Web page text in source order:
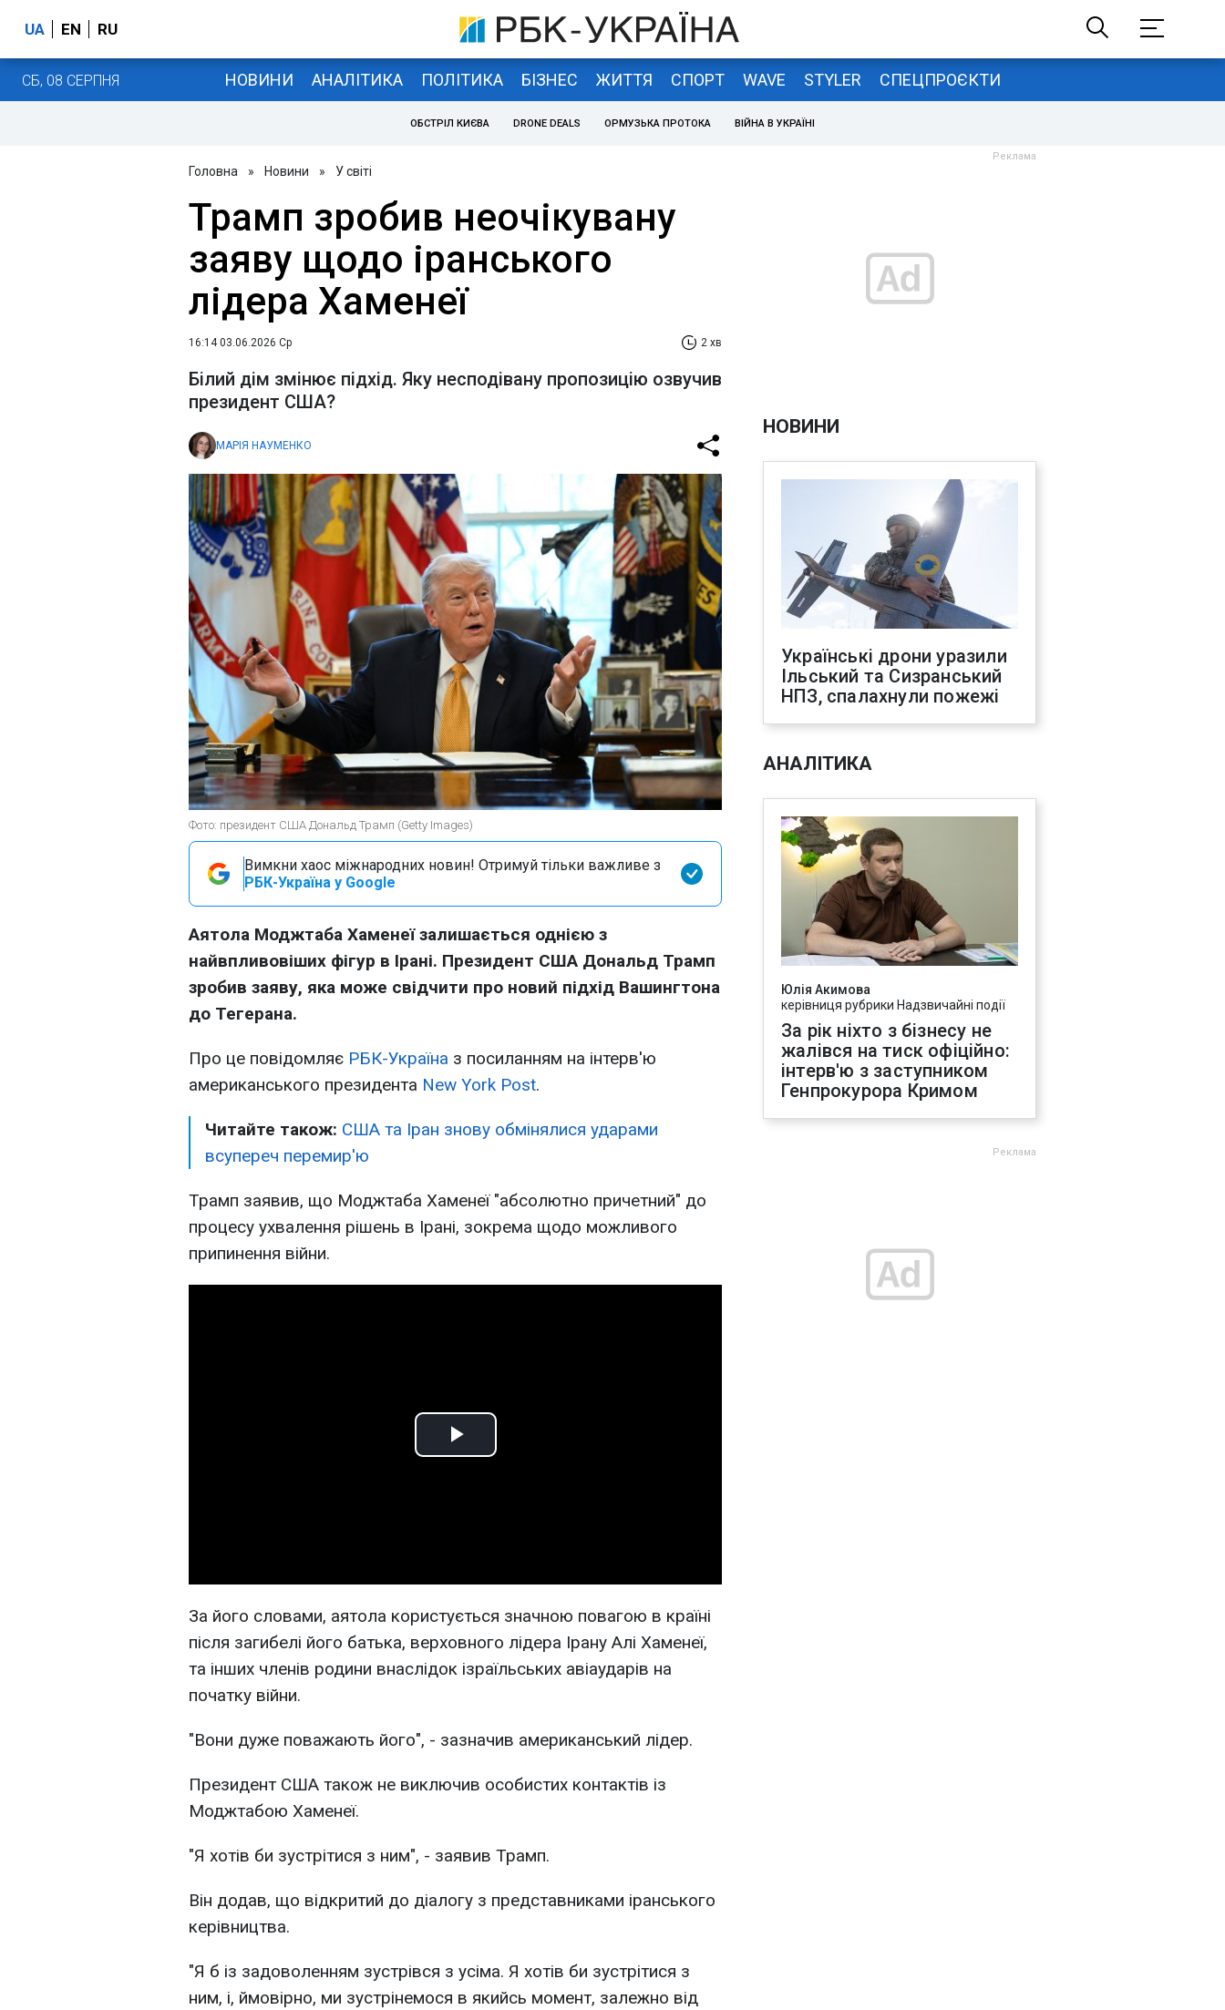
UA EN RU
СБ, 08 СЕРПНЯ НОВИНИ АНАЛІТИКА ПОЛІТИКА БІЗНЕС ЖИТТЯ СПОРТ WAVE STYLER СПЕЦПРОЄКТИ
ОБСТРІЛ КИЄВА DRONE DEALS ОРМУЗЬКА ПРОТОКА ВІЙНА В УКРАЇНІ
Головна » Новини » У світі
Трамп зробив неочікувану
заяву щодо іранського
лідера Хаменеї
16:14 03.06.2026 Ср 2 хв
Білий дім змінює підхід. Яку несподівану пропозицію озвучив
президент США?
МАРІЯ НАУМЕНКО
Фото: президент США Дональд Трамп (Getty Images)
Вимкни хаос міжнародних новин! Отримуй тільки важливе з
РБК-Україна у Google
Аятола Моджтаба Хаменеї залишається однією з
найвпливовіших фігур в Ірані. Президент США Дональд Трамп
зробив заяву, яка може свідчити про новий підхід Вашингтона
до Тегерана.
Про це повідомляє РБК-Україна з посиланням на інтерв'ю
американського президента New York Post.
Читайте також: США та Іран знову обмінялися ударами
всупереч перемир'ю
Трамп заявив, що Моджтаба Хаменеї "абсолютно причетний" до
процесу ухвалення рішень в Ірані, зокрема щодо можливого
припинення війни.
Play
За його словами, аятола користується значною повагою в країні
після загибелі його батька, верховного лідера Ірану Алі Хаменеї,
та інших членів родини внаслідок ізраїльських авіаударів на
початку війни.
"Вони дуже поважають його", - зазначив американський лідер.
Президент США також не виключив особистих контактів із
Моджтабою Хаменеї.
"Я хотів би зустрітися з ним", - заявив Трамп.
Він додав, що відкритий до діалогу з представниками іранського
керівництва.
"Я б із задоволенням зустрівся з усіма. Я хотів би зустрітися з
ним, і, ймовірно, ми зустрінемося в якийсь момент, залежно від
НОВИНИ
Українські дрони уразили
Ільський та Сизранський
НПЗ, спалахнули пожежі
АНАЛІТИКА
Юлія Акимова
керівниця рубрики Надзвичайні події
За рік ніхто з бізнесу не
жалівся на тиск офіційно:
інтерв'ю з заступником
Генпрокурора Кримом